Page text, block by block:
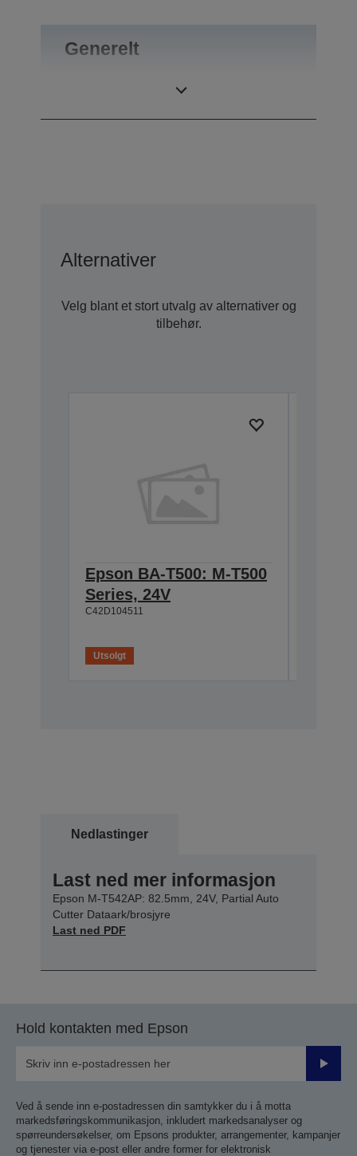
Generelt
Alternativer
Velg blant et stort utvalg av alternativer og
tilbehør.
Epson BA-T500: M-T500
Series, 24V
C42D104511
Utsolgt
Nedlastinger
Last ned mer informasjon
Epson M-T542AP: 82.5mm, 24V, Partial Auto
Cutter Dataark/brosjyre
Last ned PDF
Hold kontakten med Epson
Send
Ved å sende inn e-postadressen din samtykker du i å motta
markedsføringskommunikasjon, inkludert markedsanalyser og
spørreundersøkelser, om Epsons produkter, arrangementer, kampanjer
og tjenester via e-post eller andre former for elektronisk